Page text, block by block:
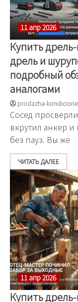
11 апр 2026
Купить
дрель и
подробный
аналогами
prodazha-
Сосед
вкрутил анкер
без пауз. Вы же
ЧИТАТЬ ДАЛЕЕ
11 апр 2026
Купить